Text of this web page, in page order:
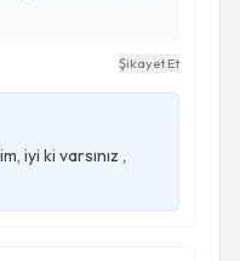
Şikayet Et
iyi ki varsınız ,